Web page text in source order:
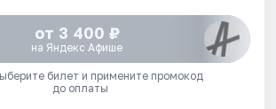
от 3 400 ₽
на Яндекс Афише
билет и примените промокод
до оплаты